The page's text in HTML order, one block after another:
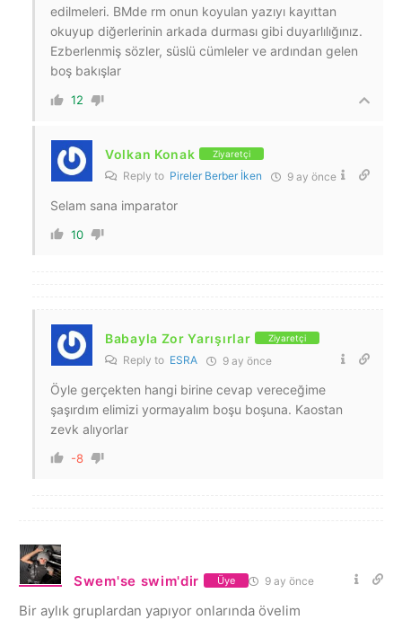
edilmeleri. BMde rm onun koyulan yazıyı kayıttan
okuyup diğerlerinin arkada durması gibi duyarlılığınız.
Ezberlenmiş sözler, süslü cümleler ve ardından gelen
boş bakışlar
12
Volkan Konak Ziyaretçi
Reply to Pireler Berber İken 9 ay önce
Selam sana imparator
10
Babayla Zor Yarışırlar Ziyaretçi
Reply to ESRA 9 ay önce
Öyle gerçekten hangi birine cevap vereceğime
şaşırdım elimizi yormayalım boşu boşuna. Kaostan
zevk alıyorlar
-8
Swem'se swim'dir Üye 9 ay önce
Bir aylık gruplardan yapıyor onlarında övelim